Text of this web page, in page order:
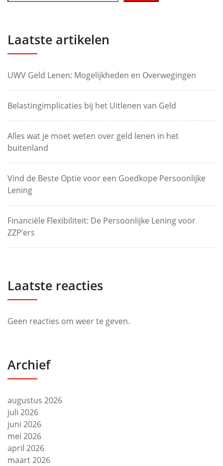
Laatste artikelen
UWV Geld Lenen: Mogelijkheden en Overwegingen
Belastingimplicaties bij het Uitlenen van Geld
Alles wat je moet weten over geld lenen in het
buitenland
Vind de Beste Optie voor een Goedkope Persoonlijke
Lening
Financiële Flexibiliteit: De Persoonlijke Lening voor
ZZP’ers
Laatste reacties
Geen reacties om weer te geven.
Archief
augustus 2026
juli 2026
juni 2026
mei 2026
april 2026
maart 2026